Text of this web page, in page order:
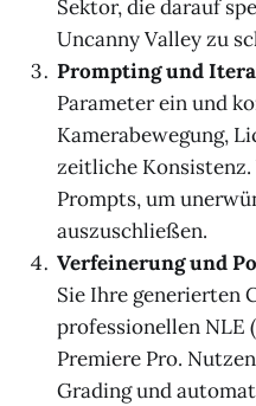
Sektor, die darauf
Uncanny Valley zu
Prompting und
Parameter ein und
Kamerabewegung,
zeitliche Konsistenz.
Prompts, um
auszuschließen.
Verfeinerung und
Sie Ihre generierten
professionellen NLE
Premiere Pro.
Grading und